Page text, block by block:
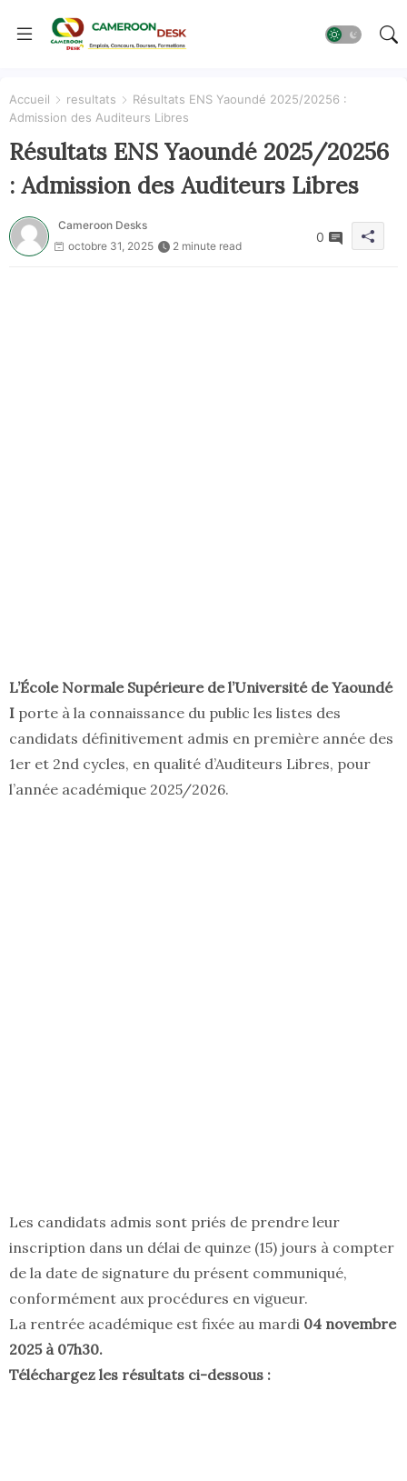
Accueil resultats
Résultats ENS Yaoundé 2025/20256 :
Admission des Auditeurs Libres
Résultats ENS Yaoundé 2025/20256
: Admission des Auditeurs Libres
Cameroon Desks
octobre 31, 2025
2 minute read
0
L’École Normale Supérieure de l’Université de Yaoundé
I porte à la connaissance du public les listes des
candidats définitivement admis en première année des
1er et 2nd cycles, en qualité d’Auditeurs Libres, pour
l’année académique 2025/2026.
Les candidats admis sont priés de prendre leur
inscription dans un délai de quinze (15) jours à compter
de la date de signature du présent communiqué,
conformément aux procédures en vigueur.
La rentrée académique est fixée au mardi 04 novembre
2025 à 07h30.
Téléchargez les résultats ci-dessous :